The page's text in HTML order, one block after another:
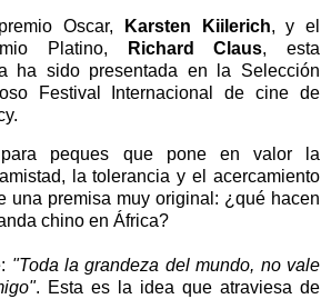
Oscar, Karsten Kiilerich, y el
Platino,
Richard Claus, esta
ha sido presentada en la Selección
Festival Internacional de cine de
peques que poneen valor la
la tolerancia y el acercamiento
una premisa muy original: ¿qué hacen
chino en África?
"Toda la grandeza del mundo, no vale
. Esta es la idea que atraviesa de